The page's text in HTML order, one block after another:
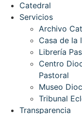
Catedral
Servicios
Archivo
Casa de la
Librería
Centro
Pastoral
Museo
Tribunal
Transparencia